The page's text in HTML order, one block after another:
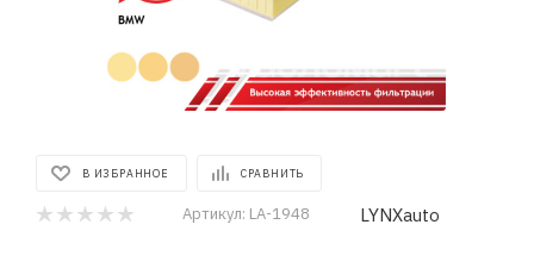
В ИЗБРАННОЕ СРАВНИТЬ
Артикул: LA-1948 LYNXauto